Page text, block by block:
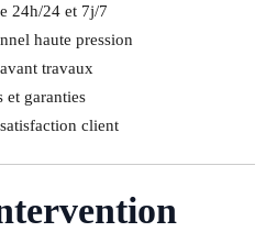
24h/24 et 7j/7
haute pression
travaux
et garanties
client